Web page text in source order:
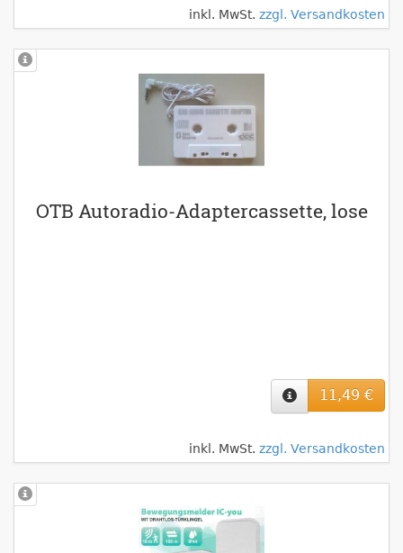
inkl. MwSt. zzgl. Versandkosten
OTB Autoradio-Adaptercassette, lose
11,49 €
inkl. MwSt. zzgl. Versandkosten